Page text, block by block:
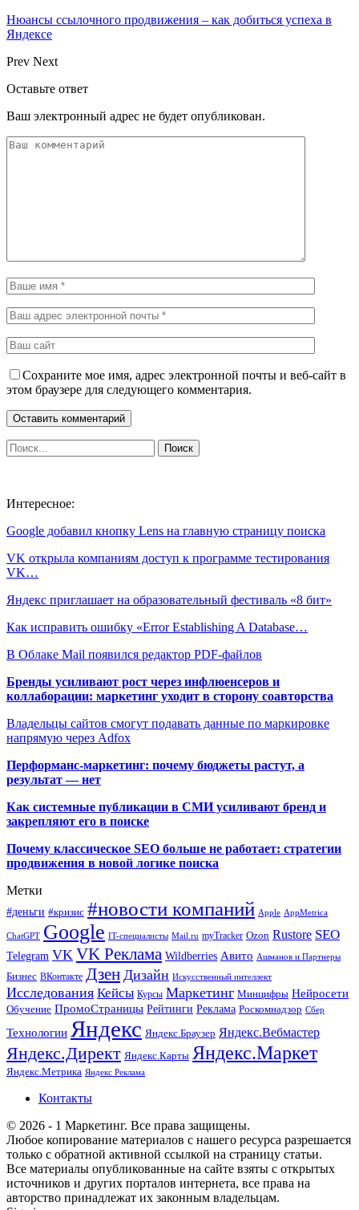
Нюансы ссылочного продвижения – как добиться успеха в
Яндексе
Prev Next
Оставьте ответ
Ваш электронный адрес не будет опубликован.
Сохраните мое имя, адрес электронной почты и веб-сайт в
этом браузере для следующего комментария.
Интересное:
Google добавил кнопку Lens на главную страницу поиска
VK открыла компаниям доступ к программе тестирования
VK…
Яндекс приглашает на образовательный фестиваль «8 бит»
Как исправить ошибку «Error Establishing A Database…
В Облаке Mail появился редактор PDF-файлов
Бренды усиливают рост через инфлюенсеров и
коллаборации: маркетинг уходит в сторону соавторства
Владельцы сайтов смогут подавать данные по маркировке
напрямую через Adfox
Перформанс-маркетинг: почему бюджеты растут, а
результат — нет
Как системные публикации в СМИ усиливают бренд и
закрепляют его в поиске
Почему классическое SEO больше не работает: стратегии
продвижения в новой логике поиска
Метки
#деньги #кризис #новости компаний Apple AppMetrica
ChatGPT Google IT-специалисты Mail.ru myTracker Ozon Rustore SEO
Telegram VK VK Реклама Wildberries Авито Ашманов и Партнеры
Бизнес ВКонтакте Дзен Дизайн Искусственный интеллект
Исследования Кейсы Курсы Маркетинг Минцифры Нейросети
Обучение ПромоСтраницы Рейтинги Реклама Роскомнадзор Сбер
Технологии Яндекс Яндекс.Браузер Яндекс.Вебмастер
Яндекс.Директ Яндекс.Карты Яндекс.Маркет
Яндекс.Метрика Яндекс Реклама
Контакты
© 2026 - 1 Маркетинг. Все права защищены.
Любое копирование материалов с нашего ресурса разрешается
только с обратной активной ссылкой на страницу статьи.
Все материалы опубликованные на сайте взяты с открытых
источников и других порталов интернета, все права на
авторство принадлежат их законным владельцам.